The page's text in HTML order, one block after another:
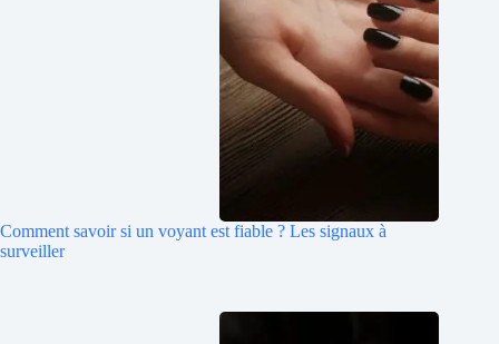
Comment savoir si un voyant est fiable ? Les signaux à
surveiller